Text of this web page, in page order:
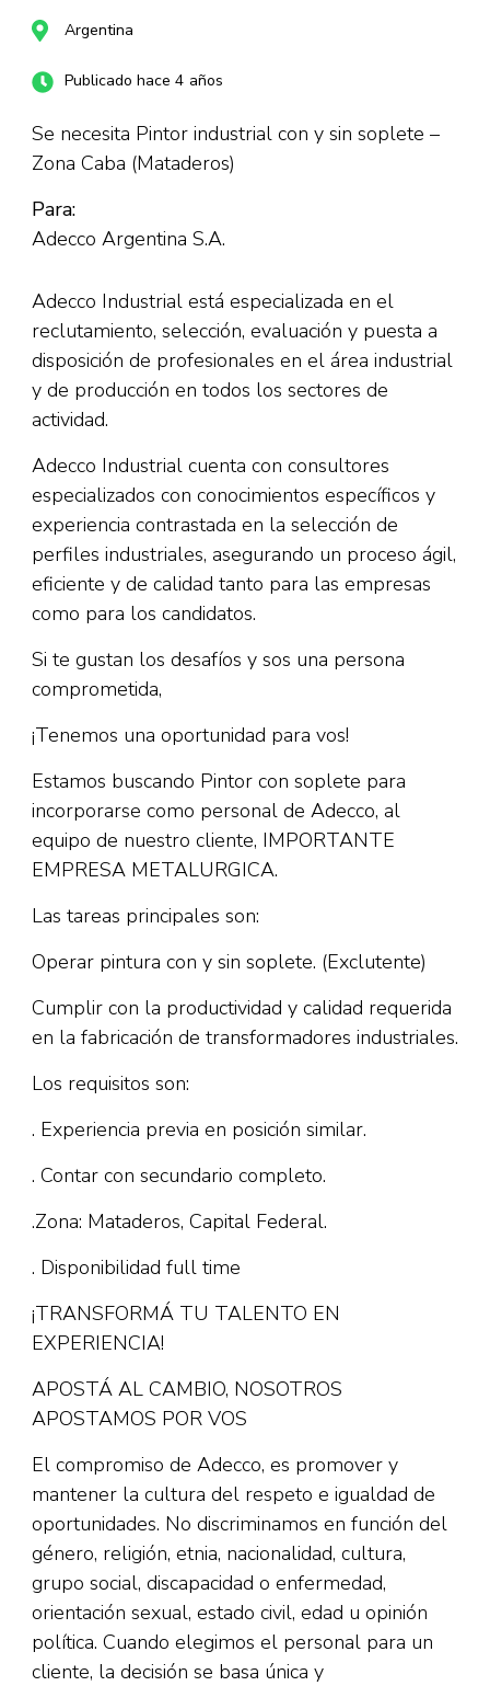
Argentina
Publicado hace 4 años
Se necesita Pintor industrial con y sin soplete –
Zona Caba (Mataderos)
Para:
Adecco Argentina S.A.
Adecco Industrial está especializada en el
reclutamiento, selección, evaluación y puesta a
disposición de profesionales en el área industrial
y de producción en todos los sectores de
actividad.
Adecco Industrial cuenta con consultores
especializados con conocimientos específicos y
experiencia contrastada en la selección de
perfiles industriales, asegurando un proceso ágil,
eficiente y de calidad tanto para las empresas
como para los candidatos.
Si te gustan los desafíos y sos una persona
comprometida,
¡Tenemos una oportunidad para vos!
Estamos buscando Pintor con soplete para
incorporarse como personal de Adecco, al
equipo de nuestro cliente, IMPORTANTE
EMPRESA METALURGICA.
Las tareas principales son:
Operar pintura con y sin soplete. (Exclutente)
Cumplir con la productividad y calidad requerida
en la fabricación de transformadores industriales.
Los requisitos son:
. Experiencia previa en posición similar.
. Contar con secundario completo.
.Zona: Mataderos, Capital Federal.
. Disponibilidad full time
¡TRANSFORMÁ TU TALENTO EN
EXPERIENCIA!
APOSTÁ AL CAMBIO, NOSOTROS
APOSTAMOS POR VOS
El compromiso de Adecco, es promover y
mantener la cultura del respeto e igualdad de
oportunidades. No discriminamos en función del
género, religión, etnia, nacionalidad, cultura,
grupo social, discapacidad o enfermedad,
orientación sexual, estado civil, edad u opinión
política. Cuando elegimos el personal para un
cliente, la decisión se basa única y